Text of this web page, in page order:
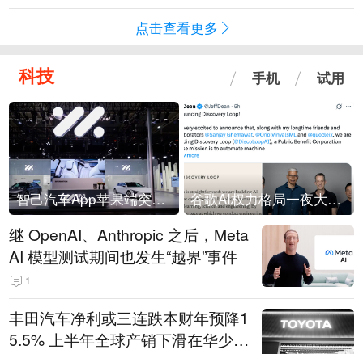
点击查看更多
科技 手机 试用
智己汽车App苹果端突然“下架” 谷歌AI权力格局一夜大洗牌
继 OpenAI、Anthropic 之后，Meta
AI 模型测试期间也发生“越界”事件
1
丰田汽车净利或三连跌本财年预降1
5.5% 上半年全球产销下滑在华少卖